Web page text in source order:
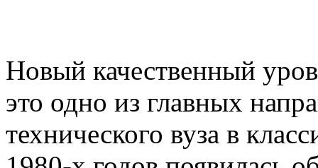
Новый качественный
это одно из главных
технического вуза в